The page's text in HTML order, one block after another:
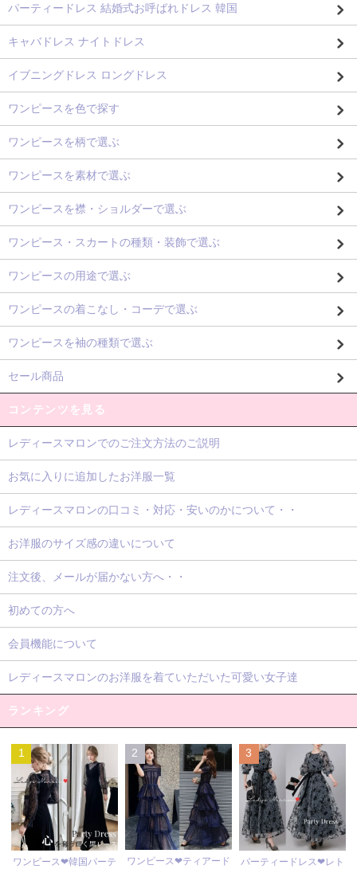
パーティードレス 結婚式お呼ばれドレス 韓国
キャバドレス ナイトドレス
イブニングドレス ロングドレス
ワンピースを色で探す
ワンピースを柄で選ぶ
ワンピースを素材で選ぶ
ワンピースを襟・ショルダーで選ぶ
ワンピース・スカートの種類・装飾で選ぶ
ワンピースの用途で選ぶ
ワンピースの着こなし・コーデで選ぶ
ワンピースを袖の種類で選ぶ
セール商品
コンテンツを見る
レディースマロンでのご注文方法のご説明
お気に入りに追加したお洋服一覧
レディースマロンの口コミ・対応・安いのかについて・・
お洋服のサイズ感の違いについて
注文後、メールが届かない方へ・・
初めての方へ
会員機能について
レディースマロンのお洋服を着ていただいた可愛い女子達
ランキング
1
ワンピース❤韓国パーテ
2
ワンピース❤ティアード
3
パーティードレス❤レト